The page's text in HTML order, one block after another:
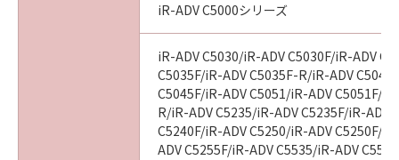
iR-ADV C5000シリーズ
iR-ADV C5030/iR-ADV C5030F/iR-ADV
C5035F/iR-ADV C5035F-R/iR-ADV
C5045F/iR-ADV C5051/iR-ADV C5051F/
R/iR-ADV C5235/iR-ADV C5235F/iR-ADV
C5240F/iR-ADV C5250/iR-ADV C5250F/
ADV C5255F/iR-ADV C5535/iR-ADV